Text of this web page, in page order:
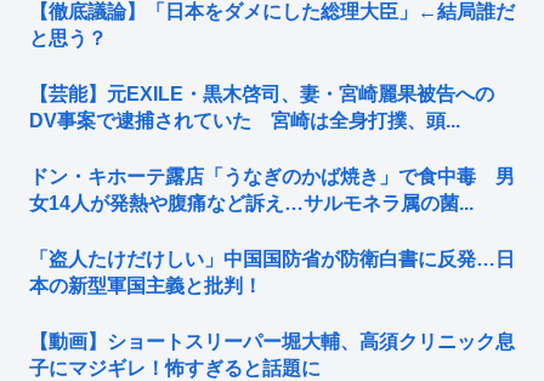
【徹底議論】「日本をダメにした総理大臣」←結局誰だ
と思う？
【芸能】元EXILE・黒木啓司、妻・宮崎麗果被告への
DV事案で逮捕されていた 宮崎は全身打撲、頭...
ドン・キホーテ露店「うなぎのかば焼き」で食中毒 男
女14人が発熱や腹痛など訴え…サルモネラ属の菌...
「盗人たけだけしい」中国国防省が防衛白書に反発…日
本の新型軍国主義と批判！
【動画】ショートスリーパー堀大輔、高須クリニック息
子にマジギレ！怖すぎると話題に